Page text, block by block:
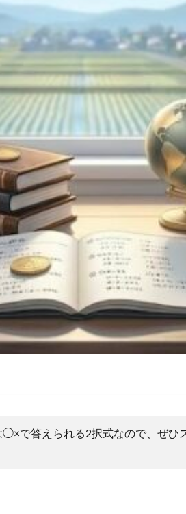
で答えられる2択式なので、ぜひ